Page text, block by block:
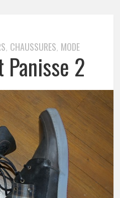
, CHAUSSURES, MODE
2